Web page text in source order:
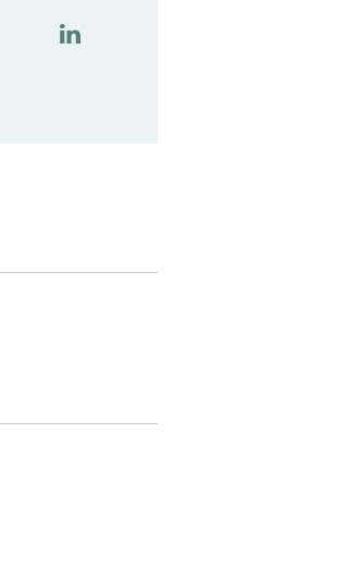
https://www.linkedin.com/